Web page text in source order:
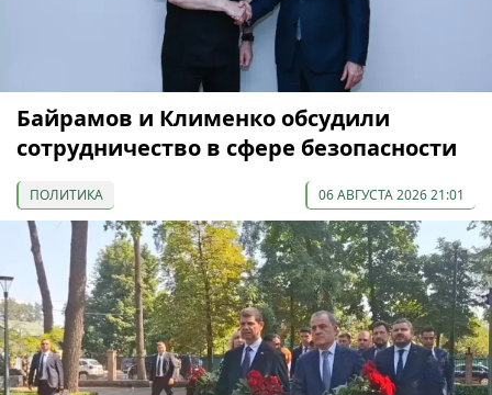
Байрамов и Клименко обсудили
сотрудничество в сфере безопасности
ПОЛИТИКА 06 АВГУСТА 2026 21:01